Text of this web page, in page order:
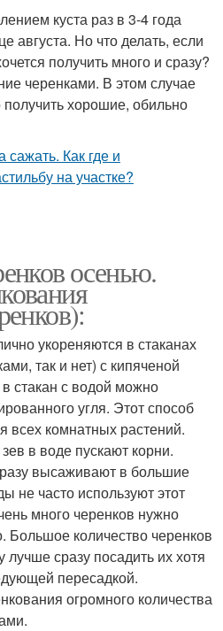
куста раз в 3-4 года
августа. Но что делать, если
получить много и сразу?
черенками. В этом случае
хорошие, обильно
осенью.
укореняются в стаканах
так и нет) с кипяченой
стакан с водой можно
угля. Этот способ
всех комнатных растений.
в воде пускают корни.
высаживают в большие
не часто используют этот
много черенков нужно
Большое количество черенков
лучше сразу посадить их хотя
пересадкой.
огромного количества